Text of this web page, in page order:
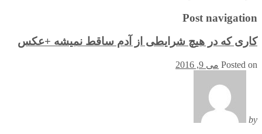
Post navigation
کاری که در هیچ شرایطی از آدم ساقط نمیشه +عکس
Posted on می 9, 2016
by